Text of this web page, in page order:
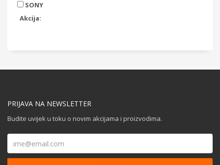
SONY
Akcija:
PRIJAVA NA NEWSLETTER
Budite uvijek u toku o novim akcijama i proizvodima.